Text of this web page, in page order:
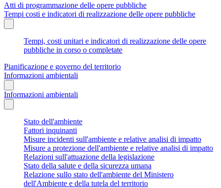
Atti di programmazione delle opere pubbliche
Tempi costi e indicatori di realizzazione delle opere pubbliche
Tempi, costi unitari e indicatori di realizzazione delle opere
pubbliche in corso o completate
Pianificazione e governo del territorio
Informazioni ambientali
Informazioni ambientali
Stato dell'ambiente
Fattori inquinanti
Misure incidenti sull'ambiente e relative analisi di impatto
Misure a protezione dell'ambiente e relative analisi di impatto
Relazioni sull'attuazione della legislazione
Stato della salute e della sicurezza umana
Relazione sullo stato dell'ambiente del Ministero
dell'Ambiente e della tutela del territorio